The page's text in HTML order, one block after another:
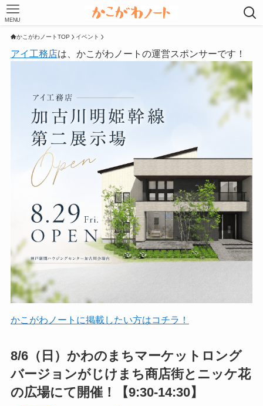
MENU
かこがわノートTOP イベント
アイ工務店は、かこがわノートの運営スポンサーです！
かこがわノートに掲載したい方はコチラ！
8/6（日）かわのまちマーケットロング
バージョンがじけまち商店街とニッケ花
の広場にて開催！【9:30-14:30】